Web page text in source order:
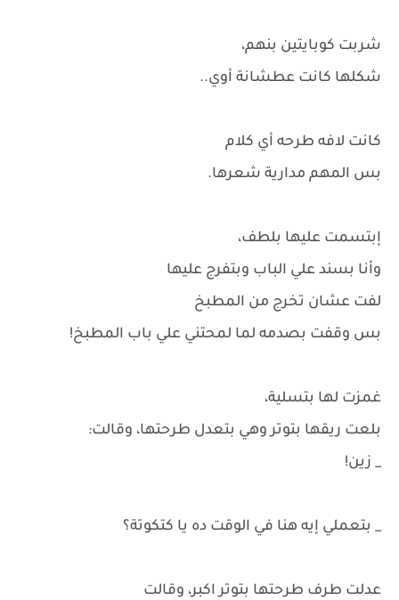
شربت كوبايتين بنهم،
شكلها كانت عطشانة أوي..
كانت لافه طرحه أي كلام
بس المهم مدارية شعرها.
إبتسمت عليها بلطف،
وأنا بسند علي الباب وبتفرج عليها
لفت عشان تخرج من المطبخ
بس وقفت بصدمه لما لمحتني علي باب المطبخ!
غمزت لها بتسلية،
بلعت ريقها بتوتر وهي بتعدل طرحتها، وقالت:
_ زين!
_ بتعملي إيه هنا في الوقت ده يا كتكوتة؟
عدلت طرف طرحتها بتوتر اكبر، وقالت